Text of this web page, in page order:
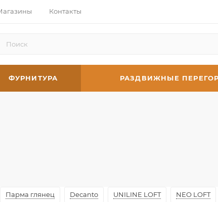
Контакты
ФУРНИТУРА РАЗДВИЖНЫЕ
Парма глянец Decanto UNILINE LOFT NEO LOFT